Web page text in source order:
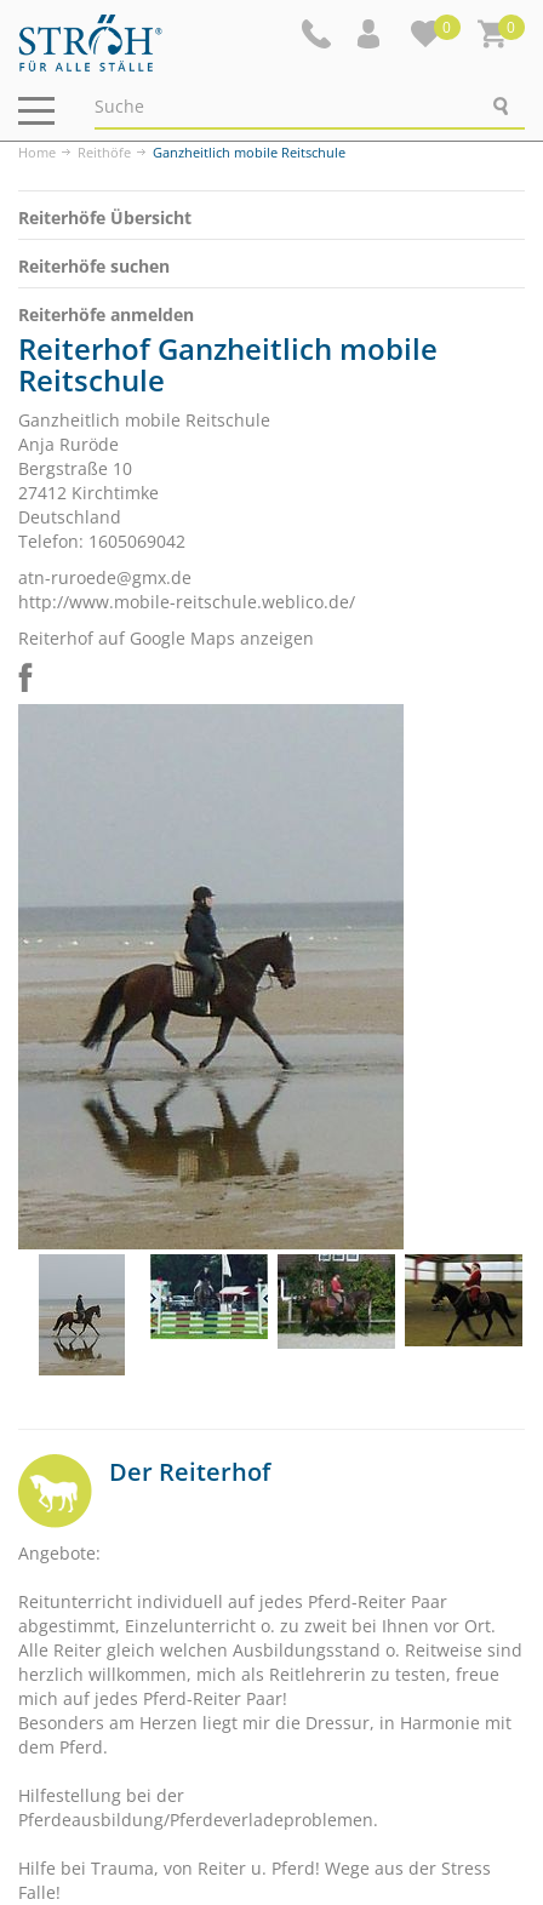
0 0
Navigation
ein-/ausblenden
Home Reithöfe Ganzheitlich mobile Reitschule
Reiterhöfe Übersicht
Reiterhöfe suchen
Reiterhöfe anmelden
Reiterhof Ganzheitlich mobile
Reitschule
Ganzheitlich mobile Reitschule
Anja Ruröde
Bergstraße 10
27412 Kirchtimke
Deutschland
Telefon: 1605069042
atn-ruroede@gmx.de
http://www.mobile-reitschule.weblico.de/
Reiterhof auf Google Maps anzeigen
Der Reiterhof
Angebote:
Reitunterricht individuell auf jedes Pferd-Reiter Paar
abgestimmt, Einzelunterricht o. zu zweit bei Ihnen vor Ort.
Alle Reiter gleich welchen Ausbildungsstand o. Reitweise sind
herzlich willkommen, mich als Reitlehrerin zu testen, freue
mich auf jedes Pferd-Reiter Paar!
Besonders am Herzen liegt mir die Dressur, in Harmonie mit
dem Pferd.
Hilfestellung bei der
Pferdeausbildung/Pferdeverladeproblemen.
Hilfe bei Trauma, von Reiter u. Pferd! Wege aus der Stress
Falle!